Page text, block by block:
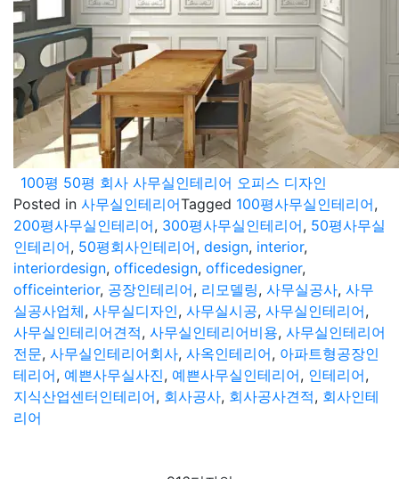
100평 50평 회사 사무실인테리어 오피스 디자인
Posted in 사무실인테리어Tagged 100평사무실인테리어,
200평사무실인테리어, 300평사무실인테리어, 50평사무실
인테리어, 50평회사인테리어, design, interior,
interiordesign, officedesign, officedesigner,
officeinterior, 공장인테리어, 리모델링, 사무실공사, 사무
실공사업체, 사무실디자인, 사무실시공, 사무실인테리어,
사무실인테리어견적, 사무실인테리어비용, 사무실인테리어
전문, 사무실인테리어회사, 사옥인테리어, 아파트형공장인
테리어, 예쁜사무실사진, 예쁜사무실인테리어, 인테리어,
지식산업센터인테리어, 회사공사, 회사공사견적, 회사인테
리어